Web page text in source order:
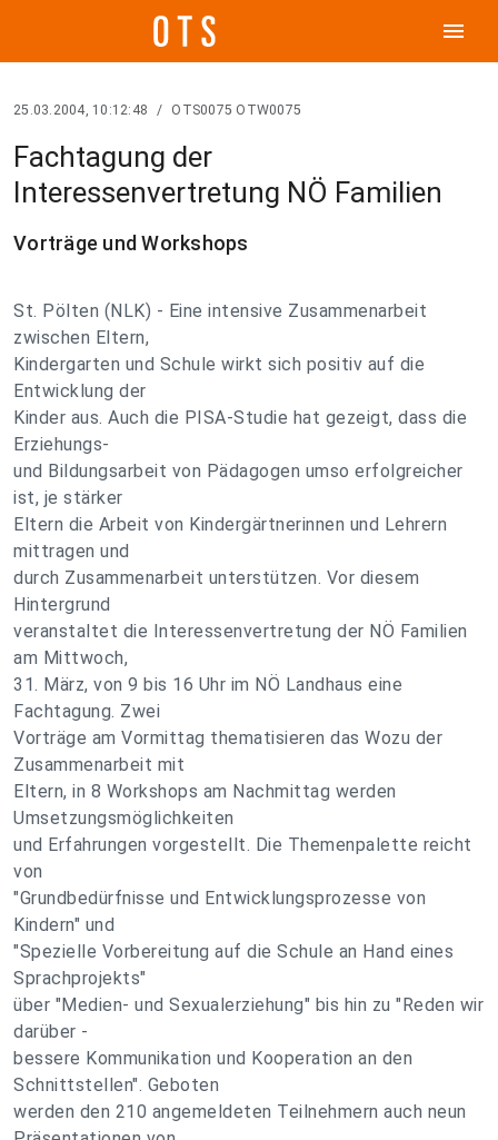
menu
25.03.2004, 10:12:48 / OTS0075 OTW0075
Fachtagung der
Interessenvertretung NÖ Familien
Vorträge und Workshops
St. Pölten (NLK) - Eine intensive Zusammenarbeit
zwischen Eltern,
Kindergarten und Schule wirkt sich positiv auf die
Entwicklung der
Kinder aus. Auch die PISA-Studie hat gezeigt, dass die
Erziehungs-
und Bildungsarbeit von Pädagogen umso erfolgreicher
ist, je stärker
Eltern die Arbeit von Kindergärtnerinnen und Lehrern
mittragen und
durch Zusammenarbeit unterstützen. Vor diesem
Hintergrund
veranstaltet die Interessenvertretung der NÖ Familien
am Mittwoch,
31. März, von 9 bis 16 Uhr im NÖ Landhaus eine
Fachtagung. Zwei
Vorträge am Vormittag thematisieren das Wozu der
Zusammenarbeit mit
Eltern, in 8 Workshops am Nachmittag werden
Umsetzungsmöglichkeiten
und Erfahrungen vorgestellt. Die Themenpalette reicht
von
"Grundbedürfnisse und Entwicklungsprozesse von
Kindern" und
"Spezielle Vorbereitung auf die Schule an Hand eines
Sprachprojekts"
über "Medien- und Sexualerziehung" bis hin zu "Reden wir
darüber -
bessere Kommunikation und Kooperation an den
Schnittstellen". Geboten
werden den 210 angemeldeten Teilnehmern auch neun